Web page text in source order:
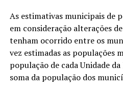
As estimativas municipais de
em consideração alterações
tenham ocorrido entre os
vez estimadas as populações
população de cada Unidade
soma da população dos